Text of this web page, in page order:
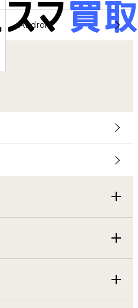
Android